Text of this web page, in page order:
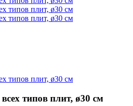
типов плит, ø30 см